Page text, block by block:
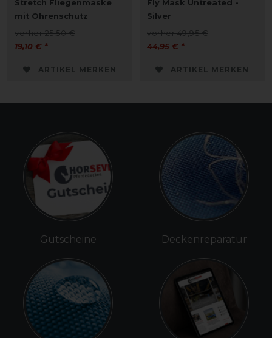
Stretch Fliegenmaske
mit Ohrenschutz
vorher 25,50 €
19,10 € *
ARTIKEL MERKEN
Fly Mask Untreated -
Silver
vorher 49,95 €
44,95 € *
ARTIKEL MERKEN
Gutscheine Deckenreparatur